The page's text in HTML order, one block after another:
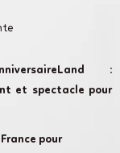
:
et spectacle pour
pour